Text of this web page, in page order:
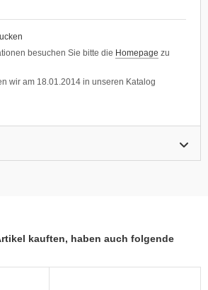
besuchen Sie bitte die Homepage zu
wir am 18.01.2014 in unseren Katalog
kauften, haben auch folgende